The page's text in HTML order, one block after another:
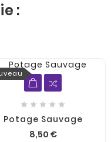
:
    
Potage Sauvage
8,50 €